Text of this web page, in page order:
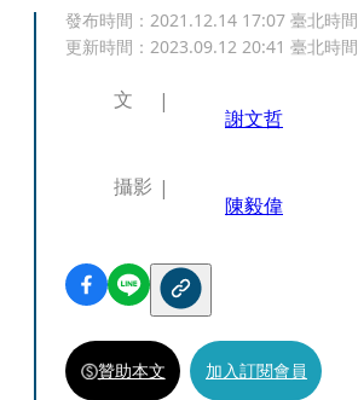
發布時間： 2021.12.14 17:07 臺北時間
更新時間： 2023.09.12 20:41 臺北時間
文
謝文哲
攝影
陳毅偉
贊助本文 加入訂閱會員